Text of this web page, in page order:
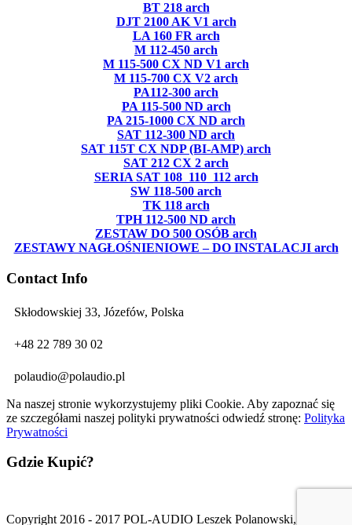
BT 218 arch
DJT 2100 AK V1 arch
LA 160 FR arch
M 112-450 arch
M 115-500 CX ND V1 arch
M 115-700 CX V2 arch
PA112-300 arch
PA 115-500 ND arch
PA 215-1000 CX ND arch
SAT 112-300 ND arch
SAT 115T CX NDP (BI-AMP) arch
SAT 212 CX 2 arch
SERIA SAT 108_110_112 arch
SW 118-500 arch
TK 118 arch
TPH 112-500 ND arch
ZESTAW DO 500 OSÓB arch
ZESTAWY NAGŁOŚNIENIOWE – DO INSTALACJI arch
Contact Info
Skłodowskiej 33, Józefów, Polska
+48 22 789 30 02
polaudio@polaudio.pl
Na naszej stronie wykorzystujemy pliki Cookie. Aby zapoznać się
ze szczegółami naszej polityki prywatności odwiedź stronę: Polityka
Prywatności
Gdzie Kupić?
Copyright 2016 - 2017 POL-AUDIO Leszek Polanowski, All Right